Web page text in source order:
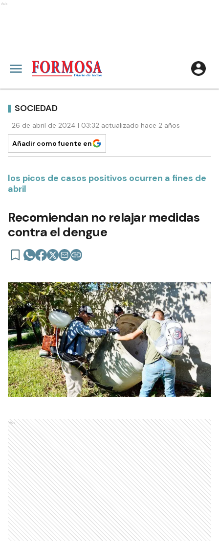
Ads
SOCIEDAD
26 de abril de 2024 | 03:32 actualizado hace 2 años
Añadir como fuente en
los picos de casos positivos ocurren a fines de
abril
Recomiendan no relajar medidas
contra el dengue
Ads